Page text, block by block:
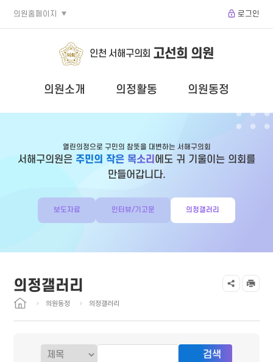
의원홈페이지 로그인
인천 서해구의회 고선희 의원
의원소개 의정활동 의원동정
열린의정으로 구민의 참뜻을 대변하는 서해구의회
서해구의원은 주민의 작은 목소리 에도 귀 기울이는 의회를
만들어갑니다.
보도자료 인터뷰/기고문 의정갤러리
의정갤러리
의원동정 의정갤러리